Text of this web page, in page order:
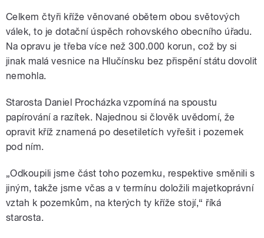
Celkem čtyři kříže věnované obětem obou světových
válek, to je dotační úspěch rohovského obecního úřadu.
Na opravu je třeba více než 300.000 korun, což by si
jinak malá vesnice na Hlučínsku bez přispění státu dovolit
nemohla.
Starosta Daniel Procházka vzpomíná na spoustu
papírování a razítek. Najednou si člověk uvědomí, že
opravit kříž znamená po desetiletích vyřešit i pozemek
pod ním.
„Odkoupili jsme část toho pozemku, respektive směnili s
jiným, takže jsme včas a v termínu doložili majetkoprávní
vztah k pozemkům, na kterých ty kříže stojí,“ říká
starosta.